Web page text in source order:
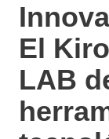
El
LAB